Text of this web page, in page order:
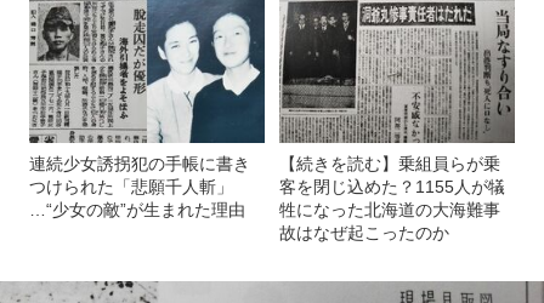
連続少女誘拐犯の手帳に書き
つけられた「悲願千人斬」
…“少女の敵”が生まれた理由
【続きを読む】乗組員らが乗
客を閉じ込めた？1155人が犠
牲になった北海道の大海難事
故はなぜ起こったのか